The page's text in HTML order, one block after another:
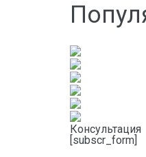
Консультация
[subscr_form]